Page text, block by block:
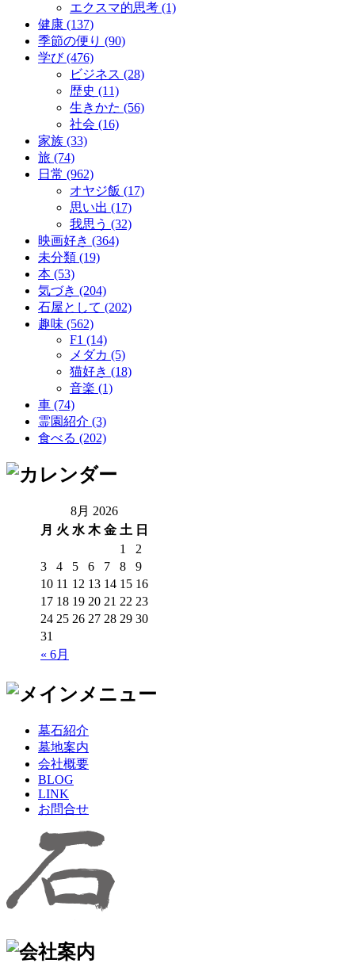
エクスマ的思考 (1)
健康 (137)
季節の便り (90)
学び (476)
ビジネス (28)
歴史 (11)
生きかた (56)
社会 (16)
家族 (33)
旅 (74)
日常 (962)
オヤジ飯 (17)
思い出 (17)
我思う (32)
映画好き (364)
未分類 (19)
本 (53)
気づき (204)
石屋として (202)
趣味 (562)
F1 (14)
メダカ (5)
猫好き (18)
音楽 (1)
車 (74)
霊園紹介 (3)
食べる (202)
8月 2026
月 火 水 木 金 土 日
« 6月
1
2
3
4 5 6 7 8
9
10 11 12 13 14 15 16
17 18 19 20 21 22 23
24 25 26 27 28 29 30
31
墓石紹介
墓地案内
会社概要
BLOG
LINK
お問合せ